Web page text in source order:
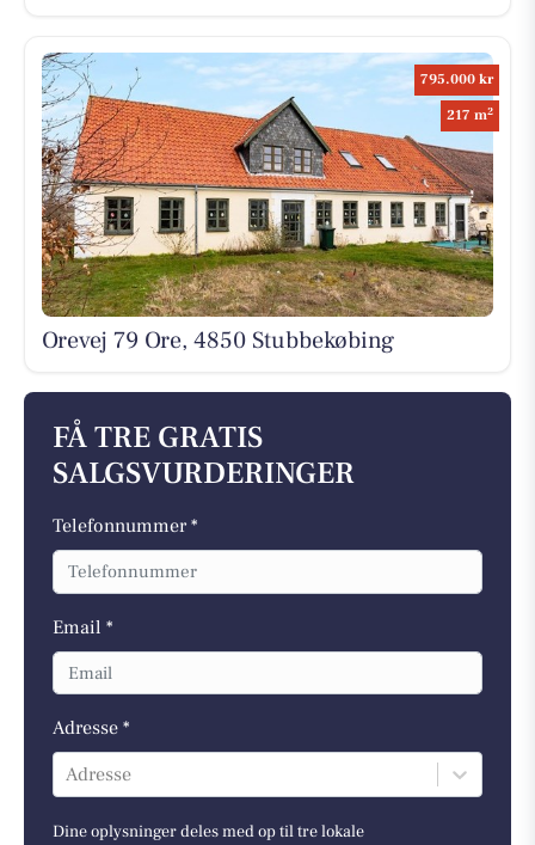
795.000 kr
217 m2
Orevej 79 Ore, 4850 Stubbekøbing
FÅ TRE GRATIS
SALGSVURDERINGER
Telefonnummer *
Email *
Adresse *
Adresse
Dine oplysninger deles med op til tre lokale